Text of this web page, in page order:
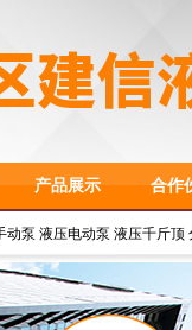
产品展示 合作
泵 液压电动泵 液压千斤顶